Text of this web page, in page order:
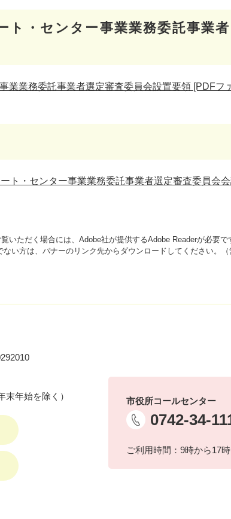
ト・センター事業業務委託事業者
業業務委託事業者選定審査委員会設置要領 [PDFフ
ト・センター事業業務委託事業者選定審査委員会
いただく場合には、Adobe社が提供するAdobe Readerが必要で
ない方は、バナーのリンク先からダウンロードしてください。（
年始を除く）
市役所コールセンター
0742-34-
ご利用時間：9時から17